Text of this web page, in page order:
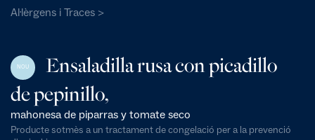
Al·lèrgens i Traces >
NOU
Ensaladilla rusa con picadillo
de pepinillo,
mahonesa de piparras y tomate seco
Producte sotmès a un tractament de congelació per a la prevenció